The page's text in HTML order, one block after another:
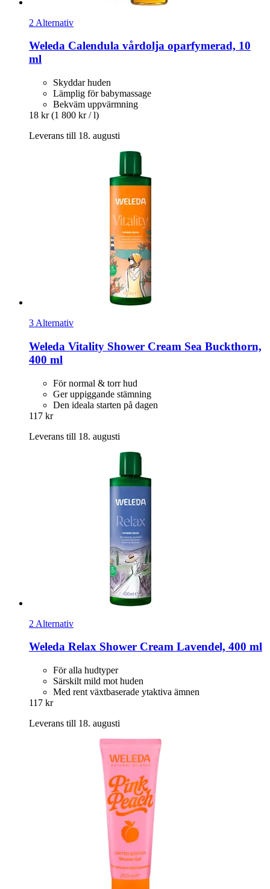
2 Alternativ
Weleda Calendula vårdolja oparfymerad, 10
ml
Skyddar huden
Lämplig för babymassage
Bekväm uppvärmning
18 kr (1 800 kr / l)
Leverans till 18. augusti
3 Alternativ
Weleda Vitality Shower Cream Sea Buckthorn,
400 ml
För normal & torr hud
Ger uppiggande stämning
Den ideala starten på dagen
117 kr
Leverans till 18. augusti
2 Alternativ
Weleda Relax Shower Cream Lavendel, 400 ml
För alla hudtyper
Särskilt mild mot huden
Med rent växtbaserade ytaktiva ämnen
117 kr
Leverans till 18. augusti